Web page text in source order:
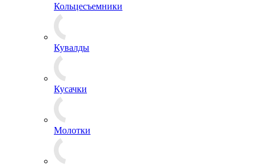
Кольцесъемники
Кувалды
Кусачки
Молотки